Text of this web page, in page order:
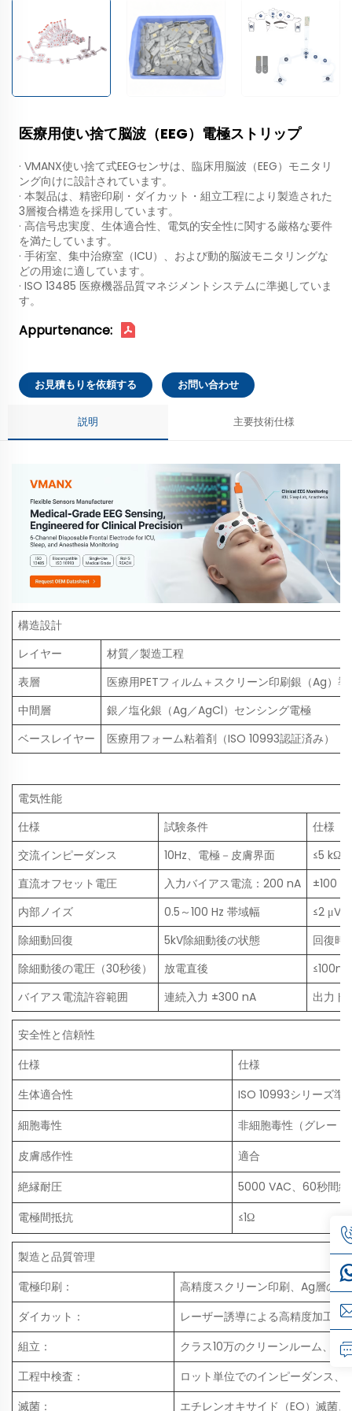
医療用使い捨て脳波（EEG）電極ストリップ
· VMANX使い捨て式EEGセンサは、臨床用脳波（EEG）モニタリ
ング向けに設計されています。
· 本製品は、精密印刷・ダイカット・組立工程により製造された
3層複合構造を採用しています。
· 高信号忠実度、生体適合性、電気的安全性に関する厳格な要件
を満たしています。
· 手術室、集中治療室（ICU）、および動的脳波モニタリングな
どの用途に適しています。
· ISO 13485 医療機器品質マネジメントシステムに準拠していま
す。
Appurtenance:
お見積もりを依頼する お問い合わせ
説明 主要技術仕様
構造設計
レイヤー
材質／製造工程
表層
医療用PETフィルム＋スクリーン印刷銀（Ag）導
中間層
銀／塩化銀（Ag／AgCl）センシング電極
ベースレイヤー
医療用フォーム粘着剤（ISO 10993認証済み）
電気性能
仕様
試験条件
仕様
交流インピーダンス
10Hz、電極－皮膚界面
≤5 kΩ
直流オフセット電圧
入力バイアス電流：200 nA
±100
内部ノイズ
0.5～100 Hz 帯域幅
≤2
除細動回復
5kV除細動後の状態
回復時
除細動後の電圧（30秒後）
放電直後
バイアス電流許容範囲
連続入力 ±300 nA 出力ド
安全性と信頼性
仕様
仕様
生体適合性
ISO 10993シリーズ準
細胞毒性
非細胞毒性（グレード
皮膚感作性
適合
絶縁耐圧
5000 VAC、60秒間絶
電極間抵抗
≤1Ω
製造と品質管理
電極印刷：
高精度スクリーン印刷、Ag層の
ダイカット：
レーザー誘導による高精度加工
組立：
クラス10万のクリーンルーム、静
工程中検査：
ロット単位でのインピーダンス
滅菌：
エチレンオキサイド（EO）滅菌